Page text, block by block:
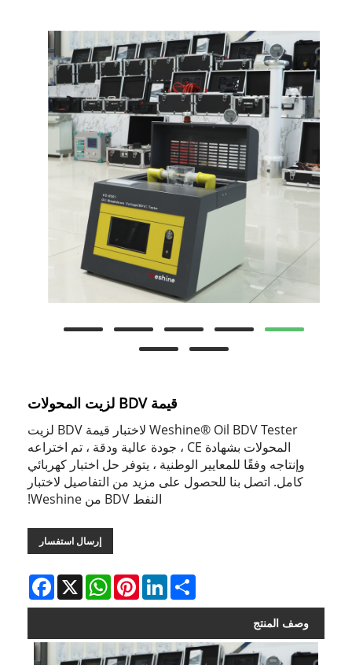
قيمة BDV لزيت المحولات
Weshine® Oil BDV Tester لاختبار قيمة BDV لزيت
المحولات بشهادة CE ، جودة عالية ودقة ، تم اختراعه
وإنتاجه وفقًا للمعايير الوطنية ، يتوفر حل اختبار كهربائي
كامل. اتصل بنا للحصول على مزيد من التفاصيل لاختبار
النفط BDV من Weshine!
إرسال استفسار
Facebook X
WhatsAppPinterestLinkedInShare
وصف المنتج